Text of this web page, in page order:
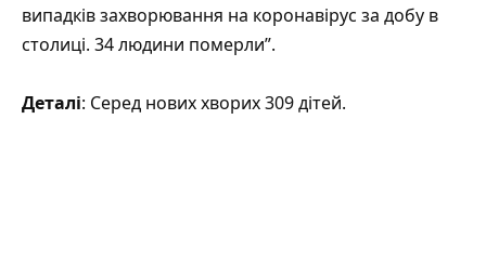
випадків захворювання на коронавірус за добу в
столиці. 34 людини померли”.
Деталі: Серед нових хворих 309 дітей.